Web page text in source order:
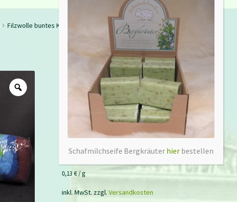
Filzwolle buntes Krempelvlies
Filzwolle buntes
Krempelvlies
0,13€ /g
inkl. MwSt. zzgl.Versandkosten
Schafmilchseife Bergkräuter hier bestellen